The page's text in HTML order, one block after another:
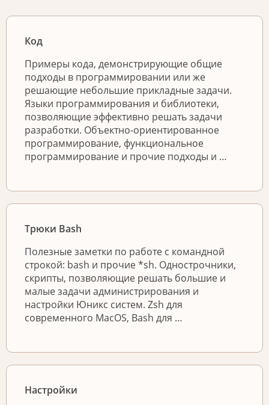
Код
Примеры кода, демонстрирующие общие
подходы в программировании или же
решающие небольшие прикладные задачи.
Языки программирования и библиотеки,
позволяющие эффективно решать задачи
разработки. Объектно-ориентированное
программирование, функциональное
программирование и прочие подходы и …
Трюки Bash
Полезные заметки по работе с командной
строкой: bash и прочие *sh. Однострочники,
скрипты, позволяющие решать большие и
малые задачи администрирования и
настройки Юникс систем. Zsh для
современного MacOS, Bash для …
Настройки